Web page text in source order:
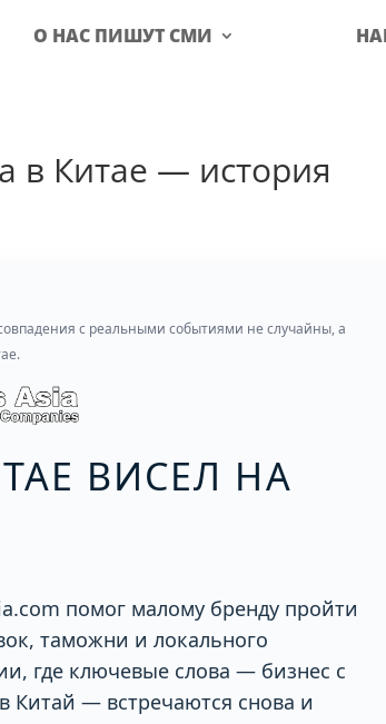
О НАС ПИШУТ СМИ
в Китае — история
с реальными событиями не случайны, а
ВИСЕЛ НА
помог малому бренду пройти
таможни и локального
где ключевые слова — бизнес с
Китай — встречаются снова и